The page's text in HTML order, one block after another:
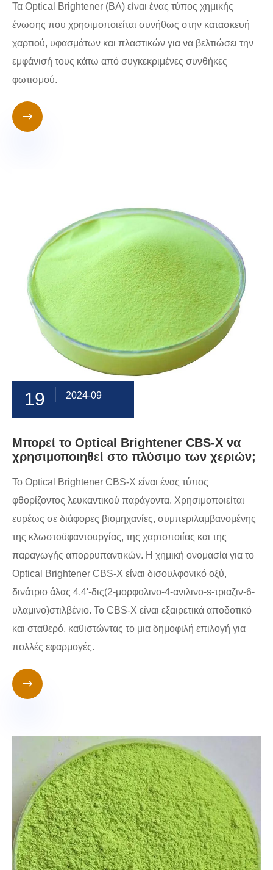
Τα Optical Brightener (BA) είναι ένας τύπος χημικής
ένωσης που χρησιμοποιείται συνήθως στην κατασκευή
χαρτιού, υφασμάτων και πλαστικών για να βελτιώσει την
εμφάνισή τους κάτω από συγκεκριμένες συνθήκες
φωτισμού.

19 2024-09
Μπορεί το Optical Brightener CBS-X να
χρησιμοποιηθεί στο πλύσιμο των χεριών;
Το Optical Brightener CBS-X είναι ένας τύπος
φθορίζοντος λευκαντικού παράγοντα. Χρησιμοποιείται
ευρέως σε διάφορες βιομηχανίες, συμπεριλαμβανομένης
της κλωστοϋφαντουργίας, της χαρτοποιίας και της
παραγωγής απορρυπαντικών. Η χημική ονομασία για το
Optical Brightener CBS-X είναι δισουλφονικό οξύ,
δινάτριο άλας 4,4'-δις(2-μορφολινο-4-ανιλινο-s-τριαζιν-6-
υλαμινο)στιλβένιο. Το CBS-X είναι εξαιρετικά αποδοτικό
και σταθερό, καθιστώντας το μια δημοφιλή επιλογή για
πολλές εφαρμογές.
